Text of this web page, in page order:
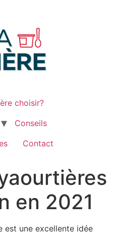
choisir?
Conseils
Contact
en 2021
est une excellente idée